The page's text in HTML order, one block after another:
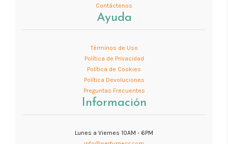
Contáctenos
Ayuda
Términos de Uso
Política de Privacidad
Política de Cookies
Política Devoluciones
Preguntas Frecuentes
Información
Lunes a Viernes 10AM - 6PM